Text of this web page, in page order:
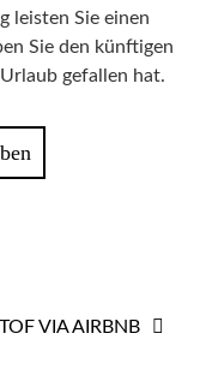
leisten Sie einen
Sie den künftigen
gefallen hat.
VIA AIRBNB